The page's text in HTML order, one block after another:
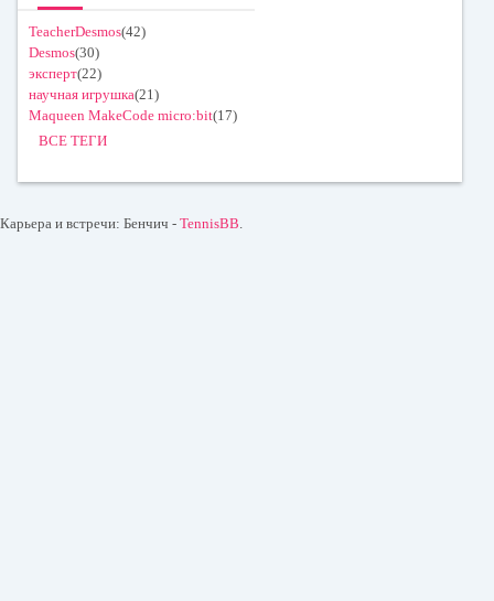
TeacherDesmos(42)
Desmos(30)
эксперт(22)
научная игрушка(21)
Maqueen MakeCode micro:bit(17)
ВСЕ ТЕГИ
Карьера и встречи: Бенчич - TennisBB